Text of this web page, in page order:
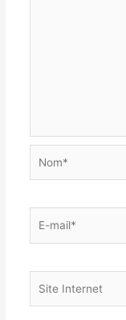
mail*
Internet